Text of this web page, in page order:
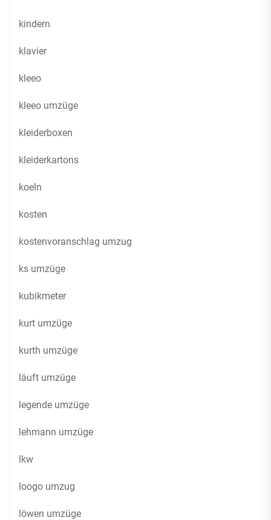
kindern
klavier
kleeo
kleeo umzüge
kleiderboxen
kleiderkartons
koeln
kosten
kostenvoranschlag umzug
ks umzüge
kubikmeter
kurt umzüge
kurth umzüge
läuft umzüge
legende umzüge
lehmann umzüge
lkw
loogo umzug
löwen umzüge